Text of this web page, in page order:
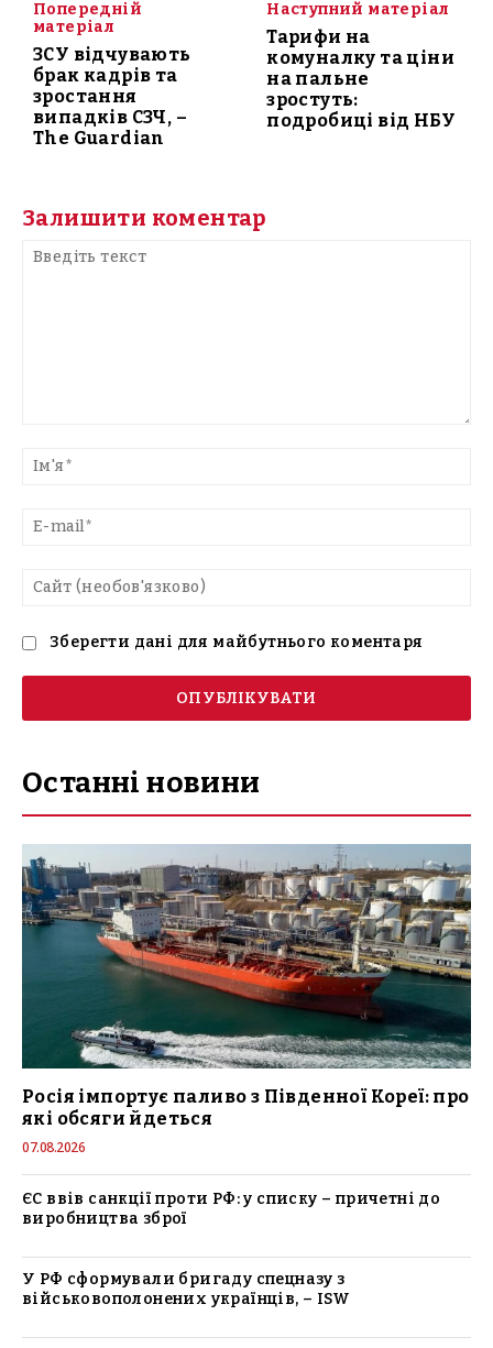
Попередній
матеріал
ЗСУ відчувають
брак кадрів та
зростання
випадків СЗЧ, –
The Guardian
Наступний матеріал
Тарифи на
комуналку та ціни
на пальне
зростуть:
подробиці від НБУ
Залишити коментар
текст
Зберегти дані для майбутнього коментаря
Останні новини
Росія імпортує паливо з Південної Кореї: про
які обсяги йдеться
07.08.2026
ЄС ввів санкції проти РФ: у списку – причетні до
виробництва зброї
У РФ сформували бригаду спецназу з
військовополонених українців, – ISW